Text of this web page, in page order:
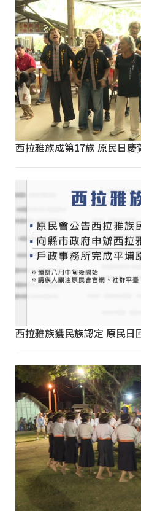
西拉雅族成第17族 原民日慶
西拉雅族獲民族認定 原民日